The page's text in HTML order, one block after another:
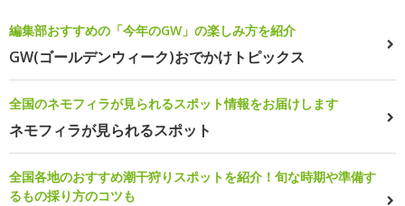
編集部おすすめの「今年のGW」の楽しみ方を紹介
GW(ゴールデンウィーク)おでかけトピックス
全国のネモフィラが見られるスポット情報をお届けします
ネモフィラが見られるスポット
全国各地のおすすめ潮干狩りスポットを紹介！旬な時期や準備す
るもの採り方のコツも